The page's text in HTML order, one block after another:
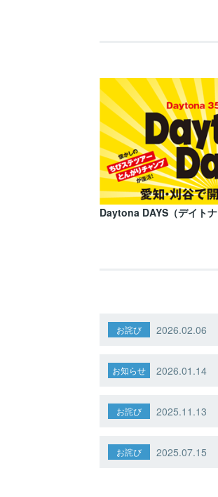
Daytona DAYS（デイトナ
お詫び 2026.02.06
お知らせ 2026.01.14
お詫び 2025.11.13
お詫び 2025.07.15